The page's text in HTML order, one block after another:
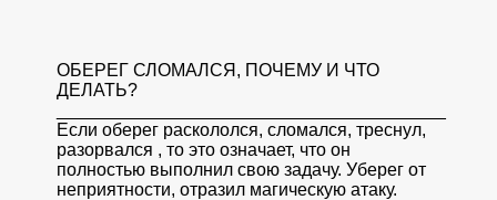
ОБЕРЕГ СЛОМАЛСЯ, ПОЧЕМУ И ЧТО
ДЕЛАТЬ?
Если оберег раскололся, сломался, треснул,
разорвался , то это означает, что он
полностью выполнил свою задачу. Уберег от
неприятности, отразил магическую атаку.